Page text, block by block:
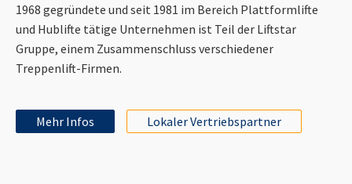
1968 gegründete und seit 1981 im Bereich Plattformlifte
und Hublifte tätige Unternehmen ist Teil der Liftstar
Gruppe, einem Zusammenschluss verschiedener
Treppenlift-Firmen.
Mehr Infos Lokaler Vertriebspartner